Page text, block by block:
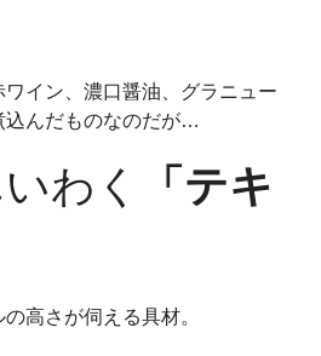
イン、濃口醤油、グラニュー
込んだものなのだが…
わく
「テキ
高さが伺える具材。